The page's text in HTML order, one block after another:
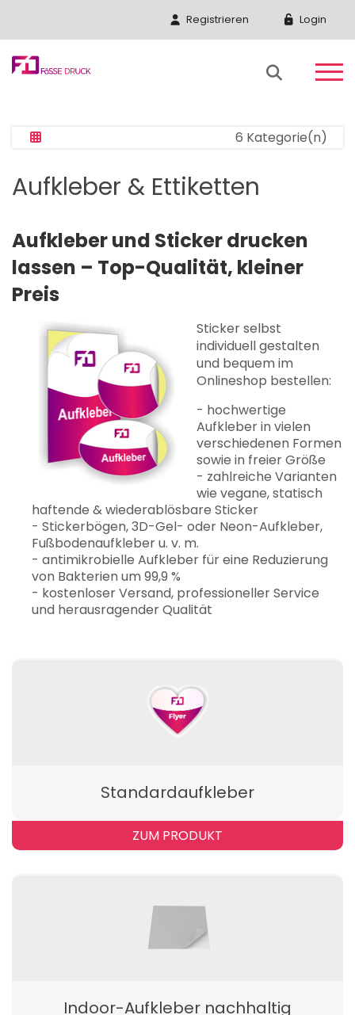
Registrieren Login
6 Kategorie(n)
Aufkleber & Ettiketten
Aufkleber und Sticker drucken
lassen – Top-Qualität, kleiner
Preis
Sticker selbst
individuell gestalten
und bequem im
Onlineshop bestellen:
- hochwertige
Aufkleber in vielen
verschiedenen Formen
sowie in freier Größe
- zahlreiche Varianten
wie vegane, statisch
haftende & wiederablösbare Sticker
- Stickerbögen, 3D-Gel- oder Neon-Aufkleber,
Fußbodenaufkleber u. v. m.
- antimikrobielle Aufkleber für eine Reduzierung
von Bakterien um 99,9 %
- kostenloser Versand, professioneller Service
und herausragender Qualität
Standardaufkleber
ZUM PRODUKT
Indoor-Aufkleber nachhaltig